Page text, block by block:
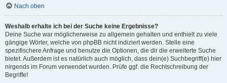
Nach oben
Weshalb erhalte ich bei der Suche keine Ergebnisse?
Deine Suche war möglicherweise zu allgemein gehalten und enthielt zu viele
gängige Wörter, welche von phpBB nicht indiziert werden. Stelle eine
spezifischere Anfrage und benutze die Optionen, die dir die erweiterte Suche
bietet. Außerdem ist es natürlich auch möglich, dass dein(e) Suchbegriff(e) hier
nirgends im Forum verwendet wurden. Prüfe ggf. die Rechtschreibung der
Begriffe!